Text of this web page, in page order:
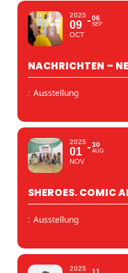
2025
09
OCT
06
SEP
NACHRICHTEN –
: Ausstellung
2025
01
NOV
30
AUG
SHEROES. COMIC
: Ausstellung
2025 11